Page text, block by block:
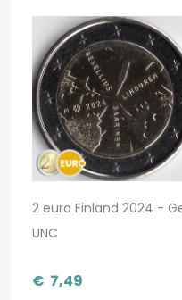
2 euro Finland 2024 -
UNC
€ 7,49